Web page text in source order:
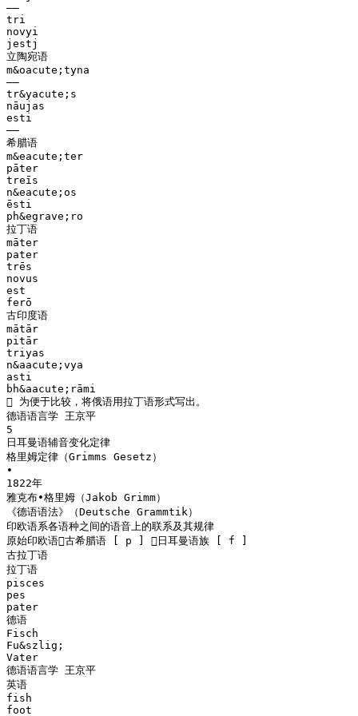
——
tri
novyi
jestj
立陶宛语
m&oacute;tyna
——
tr&yacute;s
nāujas
esti
——
希腊语
m&eacute;ter
pāter
treīs
n&eacute;os
ēsti
ph&egrave;ro
拉丁语
māter
pater
trēs
novus
est
ferō
古印度语
mātār
pitār
triyas
n&aacute;vya
asti
bh&aacute;rāmi
 为便于比较，将俄语用拉丁语形式写出。
德语语言学 王京平
5
日耳曼语辅音变化定律
格里姆定律（Grimms Gesetz）
•
1822年
雅克布•格里姆（Jakob Grimm）
《德语语法》（Deutsche Grammtik）
印欧语系各语种之间的语音上的联系及其规律
原始印欧语古希腊语 [ p ] 日耳曼语族 [ f ]
古拉丁语
拉丁语
pisces
pes
pater
德语
Fisch
Fu&szlig;
Vater
德语语言学 王京平
英语
fish
foot